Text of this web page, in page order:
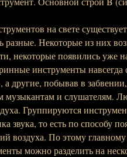
на свете
разные. Некоторые из них
некоторые появились уже
инструменты навсегда
другие, побывав в
музыкантам и слушателям.
Группируются
звука, то есть по способу
воздуха. По этому
можно разделить на